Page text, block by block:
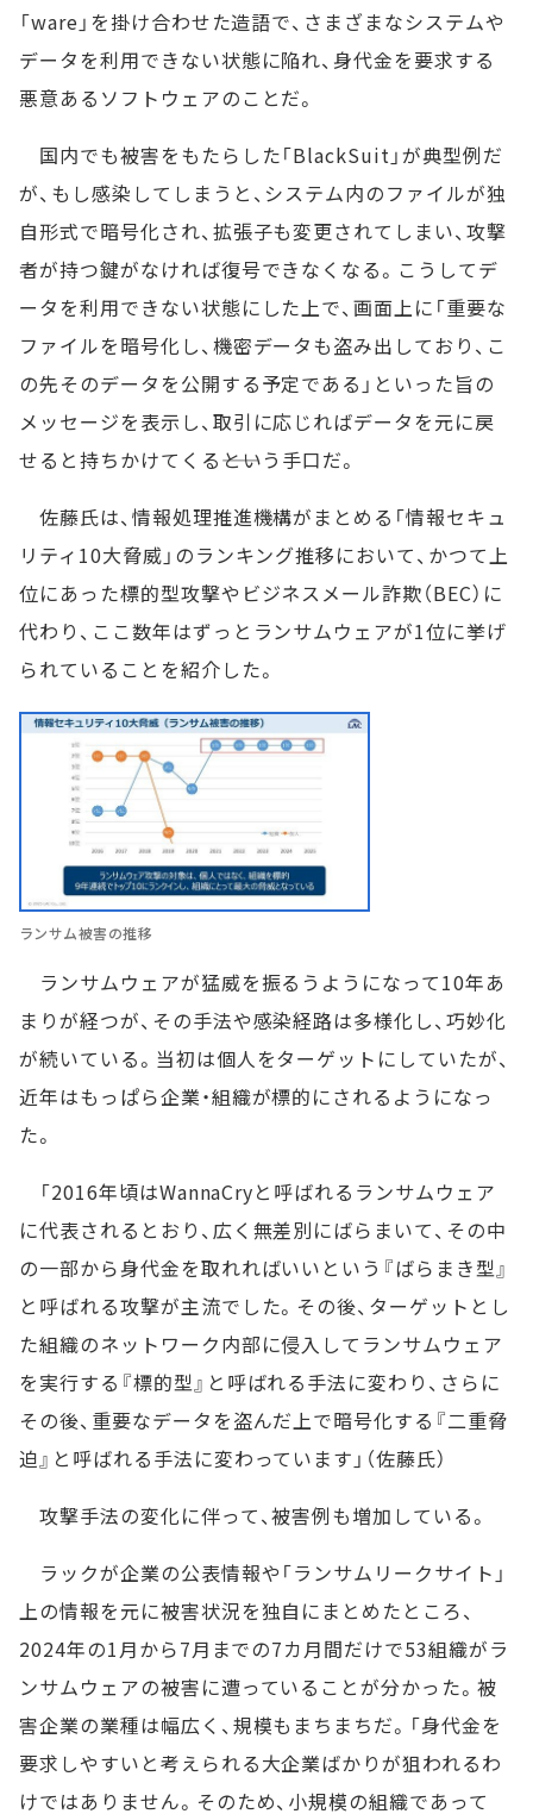
「ware」を掛け合わせた造語で、さまざまなシステムや
データを利用できない状態に陥れ、身代金を要求する
悪意あるソフトウェアのことだ。
国内でも被害をもたらした「BlackSuit」が典型例だ
が、もし感染してしまうと、システム内のファイルが独
自形式で暗号化され、拡張子も変更されてしまい、攻撃
者が持つ鍵がなければ復号できなくなる。こうしてデ
ータを利用できない状態にした上で、画面上に「重要な
ファイルを暗号化し、機密データも盗み出しており、こ
の先そのデータを公開する予定である」といった旨の
メッセージを表示し、取引に応じればデータを元に戻
せると持ちかけてくる――という手口だ。
佐藤氏は、情報処理推進機構がまとめる「情報セキュ
リティ10大脅威」のランキング推移において、かつて上
位にあった標的型攻撃やビジネスメール詐欺（BEC）に
代わり、ここ数年はずっとランサムウェアが1位に挙げ
られていることを紹介した。
ランサム被害の推移
ランサムウェアが猛威を振るうようになって10年あ
まりが経つが、その手法や感染経路は多様化し、巧妙化
が続いている。当初は個人をターゲットにしていたが、
近年はもっぱら企業・組織が標的にされるようになっ
た。
「2016年頃はWannaCryと呼ばれるランサムウェア
に代表されるとおり、広く無差別にばらまいて、その中
の一部から身代金を取れればいいという『ばらまき型』
と呼ばれる攻撃が主流でした。その後、ターゲットとし
た組織のネットワーク内部に侵入してランサムウェア
を実行する『標的型』と呼ばれる手法に変わり、さらに
その後、重要なデータを盗んだ上で暗号化する『二重脅
迫』と呼ばれる手法に変わっています」（佐藤氏）
攻撃手法の変化に伴って、被害例も増加している。
ラックが企業の公表情報や「ランサムリークサイト」
上の情報を元に被害状況を独自にまとめたところ、
2024年の1月から7月までの7カ月間だけで53組織がラ
ンサムウェアの被害に遭っていることが分かった。被
害企業の業種は幅広く、規模もまちまちだ。「身代金を
要求しやすいと考えられる大企業ばかりが狙われるわ
けではありません。そのため、小規模の組織であって